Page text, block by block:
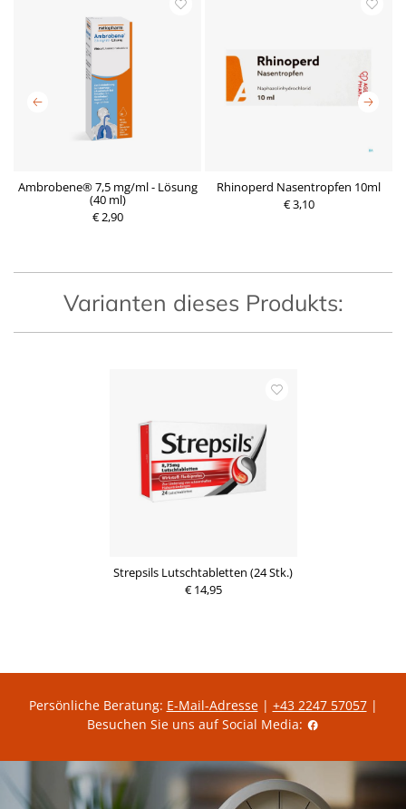
Ambrobene® 7,5 mg/ml - Lösung
(40 ml)
€ 2,90
Rhinoperd Nasentropfen 10ml
€ 3,10
Varianten dieses Produkts:
Strepsils Lutschtabletten (24 Stk.)
€ 14,95
Persönliche Beratung: E-Mail-Adresse| +43 2247 57057|
Besuchen Sie uns auf Social Media: